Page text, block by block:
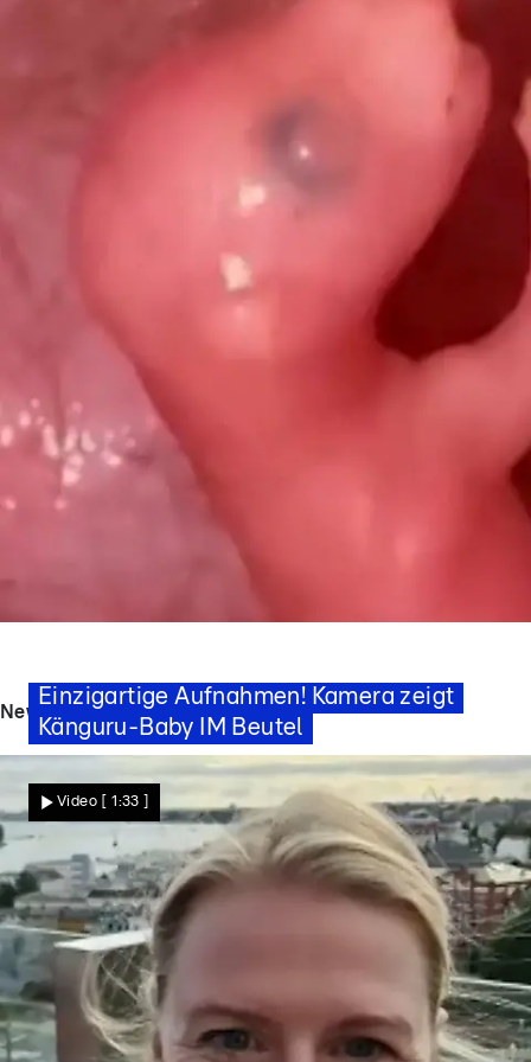
Einzigartige Aufnahmen! Kamera zeigt
Känguru-Baby IM Beutel
News - Videos
Video [ 1:33 ]